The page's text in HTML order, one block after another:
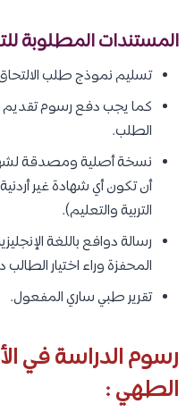
المستندات المطلوبة
تسليم نموذج طلب الالتحاق
الطلب.
نسخة أصلية ومصدقة لشهادة
أن تكون أي شهادة غير
التربية والتعليم).
المحفزة وراء اختيار الطالب
تقرير طبي ساري المفعول.
رسوم الدراسة في
الطهي :